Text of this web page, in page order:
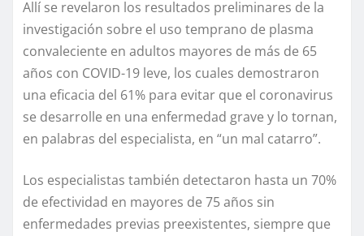
Allí se revelaron los resultados preliminares de la
investigación sobre el uso temprano de plasma
convaleciente en adultos mayores de más de 65
años con COVID-19 leve, los cuales demostraron
una eficacia del 61% para evitar que el coronavirus
se desarrolle en una enfermedad grave y lo tornan,
en palabras del especialista, en “un mal catarro”.
Los especialistas también detectaron hasta un 70%
de efectividad en mayores de 75 años sin
enfermedades previas preexistentes, siempre que